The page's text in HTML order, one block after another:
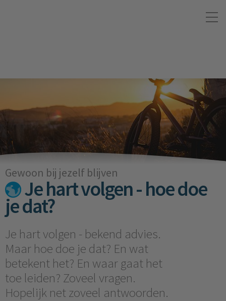
Gewoon bij jezelf blijven
Je hart volgen - hoe doe
je dat?
Je hart volgen - bekend advies.
Maar hoe doe je dat? En wat
betekent het? En waar gaat het
toe leiden? Zoveel vragen.
Hopelijk net zoveel antwoorden.